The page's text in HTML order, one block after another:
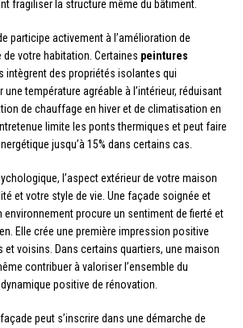
fragiliser la structure même du bâtiment.
participe activement à l’amélioration de
de votre habitation. Certaines peintures
intègrent des propriétés isolantes qui
température agréable à l’intérieur, réduisant
de chauffage en hiver et de climatisation en
limite les ponts thermiques et peut faire
jusqu’à 15% dans certains cas.
l’aspect extérieur de votre maison
et votre style de vie. Une façade soignée et
environnement procure un sentiment de fierté et
Elle crée une première impression positive
et voisins. Dans certains quartiers, une maison
contribuer à valoriser l’ensemble du
positive de rénovation.
peut s’inscrire dans une démarche de